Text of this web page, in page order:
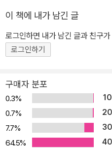
이 책에 내가 남긴 글
로그인하면 내가 남긴 글과 친구
로그인하기
구매자 분포
0.3%
0.7%
7.7%
64.5%